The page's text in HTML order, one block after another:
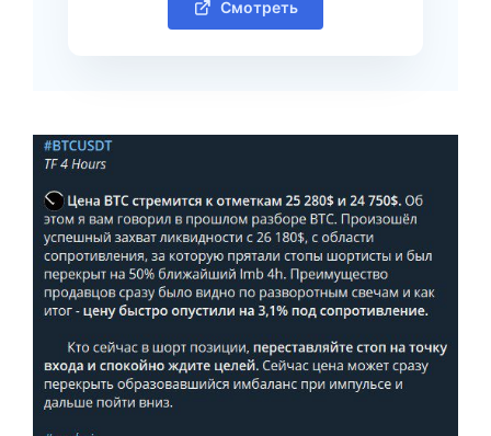
Смотреть